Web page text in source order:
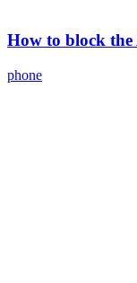
How to block the
phone